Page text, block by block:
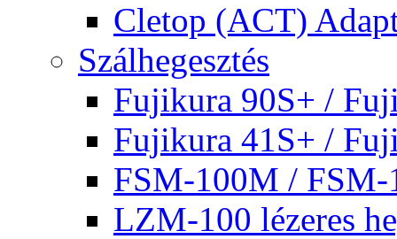
Cletop (ACT)
Szálhegesztés
Fujikura 90S+ /
Fujikura 41S+ /
FSM-100M / FSM-
LZM-100 lézeres